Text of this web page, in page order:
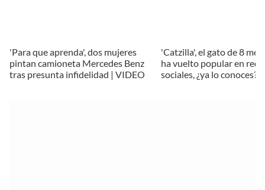
'Para que aprenda', dos mujeres
pintan camioneta Mercedes Benz
tras presunta infidelidad | VIDEO
'Catzilla', el gato de 8
ha vuelto popular en
sociales, ¿ya lo conoces?